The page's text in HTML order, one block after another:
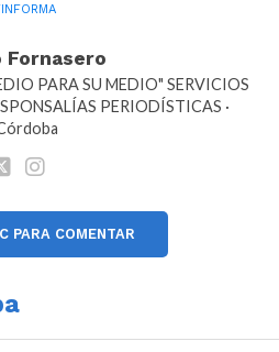
Fornasero
PARA SU MEDIO" SERVICIOS
PERIODÍSTICAS ·
PARA COMENTAR